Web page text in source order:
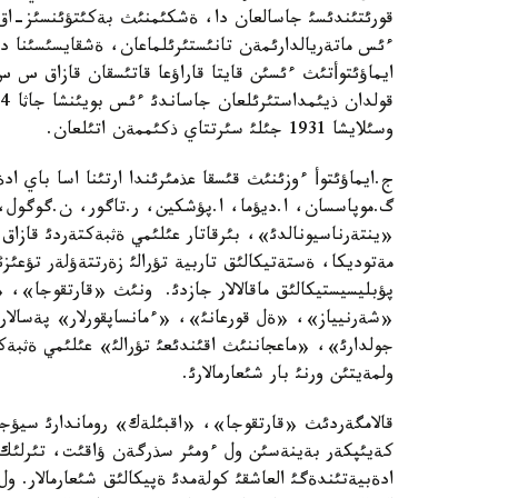
قورئتئندئسئ جاسالعان دا، ةشكئمنئث بةكئتؤئنسئز-
ءئس ماتةريالدارئمةن تانئستئرئلماعان،
ايماؤئتوأتئث ءئسئن قايتا قاراؤعا قاتئسقان
وسئلايشا 1931 جئلئ سئرتتاي ذكئممةن اتئلعان.
ج.ايماؤئتوأ ءوزئنئث قئسقا عذمئرئندا ارتئنا اسا
گ.موپاسسان، ا.ديؤما، ا.پؤشكين، ر.تاگور،
«ينتةرناسيونالدئ»، بئرقاتار عئلئمي ةثبةكتةردئ
مةتوديكا، ةستةتيكالئق تاربية تؤرالئ زةرتتةؤلةر
پؤبليسيستيكالئق ماقالالار جازدئ. ونئث
«شةرنيياز»، «ةل قورعانئ»، «ءمانساپقورلار»
جولدارئ»، «ماعجاننئث اقئندئعئ تؤرالئ» عئلئمي
ولمةيتئن ورنئ بار شئعارمالارئ.
قالامگةردئث «قارتقوجا»، «اقبئلةك» روماندارئ
كةيئپكةر بةينةسئن ول ءومئر سذرگةن ؤاقئت،
ادةبيةتئندةگئ العاشقئ كولةمدئ ةپيكالئق شئعارمالار.